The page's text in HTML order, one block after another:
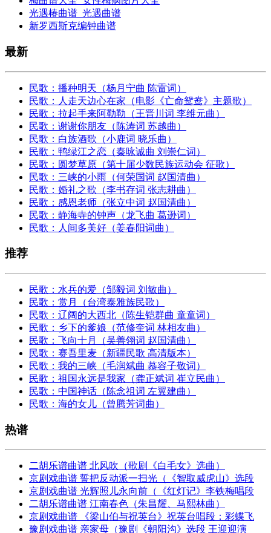
光遇椿曲谱_光遇曲谱
新罗西斯克编钟曲谱
最新
民歌：播种明天（杨月宁曲 陈雷词）
民歌：人走天边心在家（电影《亡命鸳鸯》主题歌）
民歌：拉起手来阿勒勒（王晋川词 李维元曲）
民歌：谢谢你朋友（陈涛词 苏越曲）
民歌：白族酒歌（小鹿词 晓乐曲）
民歌：鸭绿江之恋（秦咏诚曲 刘崇仁词）
民歌：圆梦草原（第十届少数民族运动会 征歌）
民歌：三峡的小雨（何荣国词 赵国清曲）
民歌：婚礼之歌（李书存词 张志耕曲）
民歌：感恩老师（张立中词 赵国清曲）
民歌：静海寺的钟声（龙飞曲 葛逊词）
民歌：人间多美好（姜春阳词曲）
推荐
民歌：水兵的爱（邹毅词 刘敏曲）
民歌：赏月（台湾泰雅族民歌）
民歌：辽阔的大西北（陈生铠群曲 童童词）
民歌：乡下的爹娘（范修奎词 林相友曲）
民歌：飞向十月（吴善翎词 赵国清曲）
民歌：赛吾里麦（新疆民歌 高清版本）
民歌：我的三峡（毛润斌曲 慕容子敬词）
民歌：祖国永远是我家（龚正斌词 崔立民曲）
民歌：中国神话（陈念祖词 左翼建曲）
民歌：海的女儿（曾腾芳词曲）
热谱
二胡乐谱曲谱 北风吹（歌剧《白毛女》选曲）
京剧戏曲谱 誓把反动派一扫光（《智取威虎山》选段
京剧戏曲谱 光辉照儿永向前（《红灯记》李铁梅唱段
二胡乐谱曲谱 江南春色（朱昌耀、马熙林曲）
京剧戏曲谱 《梁山伯与祝英台》祝英台唱段：彩蝶飞
豫剧戏曲谱 亲家母（豫剧《朝阳沟》选段 王迎迎演